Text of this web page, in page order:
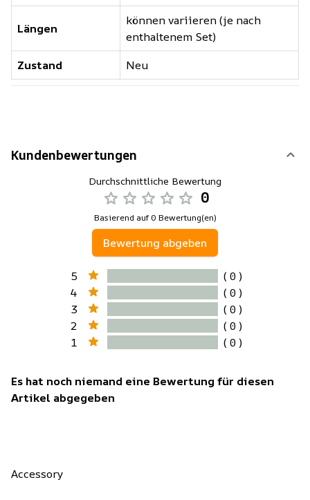
Längen
können variieren (je nach
enthaltenem Set)
Zustand
Neu
Kundenbewertungen
Durchschnittliche Bewertung
0
Basierend auf 0 Bewertung(en)
Bewertung abgeben
5
( 0 )
4
( 0 )
3
( 0 )
2
( 0 )
1
( 0 )
Es hat noch niemand eine Bewertung für diesen
Artikel abgegeben
Accessory